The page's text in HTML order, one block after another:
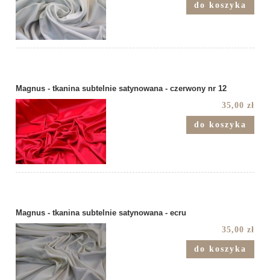
do koszyka
Magnus - tkanina subtelnie satynowana - czerwony nr 12
35,00 zł
do koszyka
Magnus - tkanina subtelnie satynowana - ecru
35,00 zł
do koszyka